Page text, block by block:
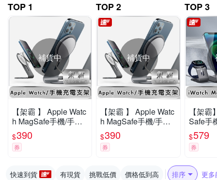
TOP 1
補貨中
【架霸 】 Apple Watc
h MagSafe手機/手錶
充電支架_灰色
$390
券
TOP 2
補貨中
【架霸 】 Apple Watc
h MagSafe手機/手錶
充電支架_灰色
$390
券
TOP 3
【架
Safe手
架-雙
$579
券
快速到貨 有現貨 挑戰低價 價格低到高 排序 更多